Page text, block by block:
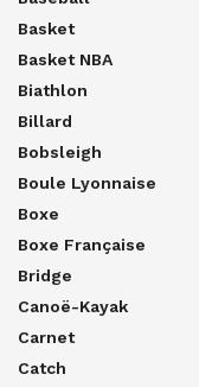
Basket
Basket NBA
Biathlon
Billard
Bobsleigh
Boule Lyonnaise
Boxe
Boxe Française
Bridge
Canoë-Kayak
Carnet
Catch